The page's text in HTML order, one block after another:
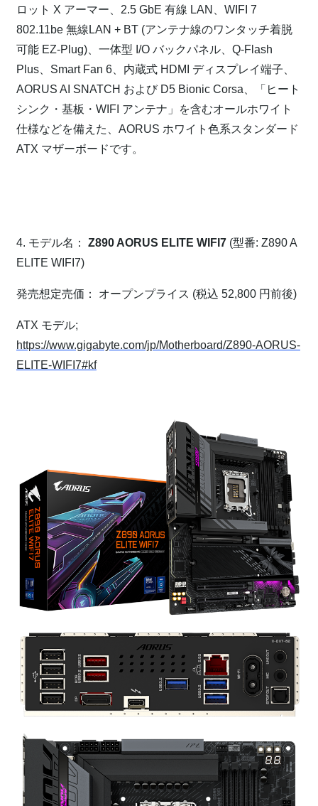
ロット X アーマー、2.5 GbE 有線 LAN、WIFI 7
802.11be 無線LAN + BT (アンテナ線のワンタッチ着脱
可能 EZ-Plug)、一体型 I/O バックパネル、Q-Flash
Plus、Smart Fan 6、内蔵式 HDMI ディスプレイ端子、
AORUS AI SNATCH および D5 Bionic Corsa、「ヒート
シンク・基板・WIFI アンテナ」を含むオールホワイト
仕様などを備えた、AORUS ホワイト色系スタンダード
ATX マザーボードです。
4. モデル名： Z890 AORUS ELITE WIFI7 (型番: Z890 A
ELITE WIFI7)
発売想定売価： オープンプライス (税込 52,800 円前後)
ATX モデル;
https://www.gigabyte.com/jp/Motherboard/Z890-AORUS-
ELITE-WIFI7#kf